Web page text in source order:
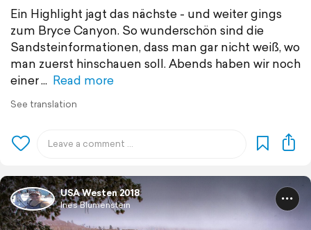
Ein Highlight jagt das nächste - und weiter gings
zum Bryce Canyon. So wunderschön sind die
Sandsteinformationen, dass man gar nicht weiß, wo
man zuerst hinschauen soll. Abends haben wir noch
einer
Read more
See translation
USA Westen 2018
Ines Blumenstein